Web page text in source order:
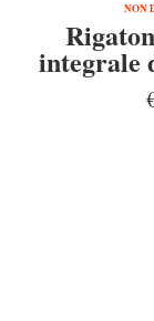
NON
integrale